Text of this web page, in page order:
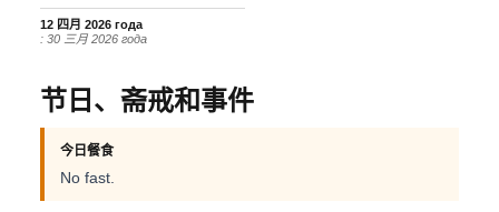
12 四月 2026 года
: 30 三月 2026 года
节日、斋戒和事件
今日餐食
No fast.